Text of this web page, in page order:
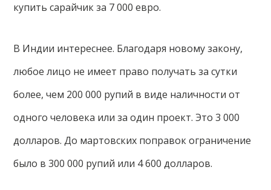
купить сарайчик за 7 000 евро.
В Индии интереснее. Благодаря новому закону,
любое лицо не имеет право получать за сутки
более, чем 200 000 рупий в виде наличности от
одного человека или за один проект. Это 3 000
долларов. До мартовских поправок ограничение
было в 300 000 рупий или 4 600 долларов.